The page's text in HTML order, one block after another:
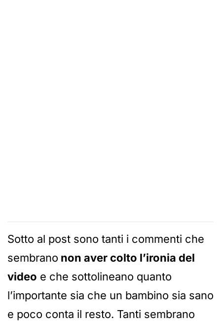
Sotto al post sono tanti i commenti che
sembrano non aver colto l’ironia del
video e che sottolineano quanto
l’importante sia che un bambino sia sano
e poco conta il resto. Tanti sembrano